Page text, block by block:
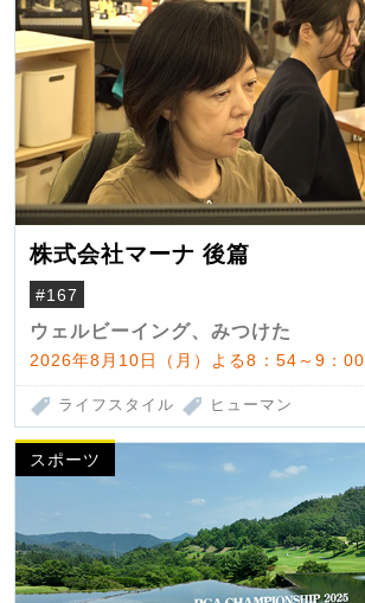
株式会社マーナ 後篇
#167
ウェルビーイング、みつけた
2026年8月10日（月）よる8：54～9：00
ライフスタイル ヒューマン
スポーツ